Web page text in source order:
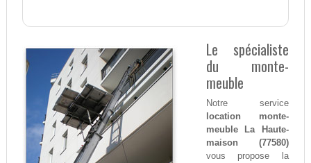
Le spécialiste
du monte-
meuble
Notre service
location monte-
meuble La Haute-
maison (77580)
vous propose la